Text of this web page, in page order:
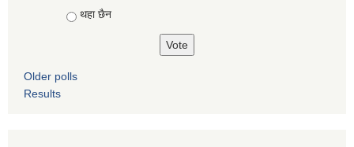
थहा छैन
Older polls
Results